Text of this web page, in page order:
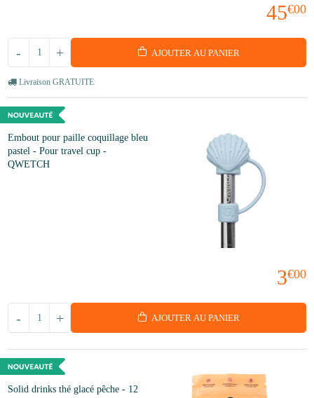
45€00
+
- AJOUTER AU PANIER
Livraison GRATUITE
Embout pour paille coquillage bleu
pastel - Pour travel cup -
QWETCH
3€00
+
- AJOUTER AU PANIER
Solid drinks thé glacé pêche - 12